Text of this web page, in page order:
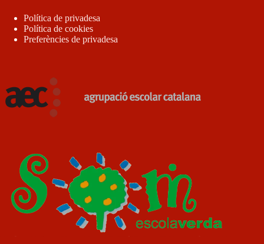
Política de privadesa
Política de cookies
Preferències de privadesa